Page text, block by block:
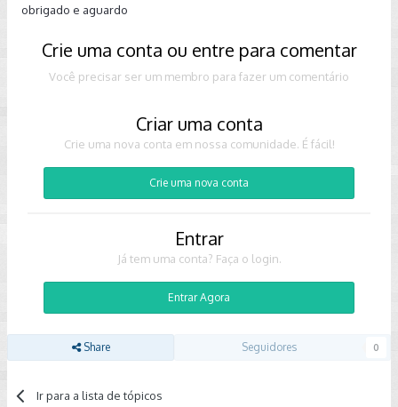
obrigado e aguardo
Crie uma conta ou entre para comentar
Você precisar ser um membro para fazer um comentário
Criar uma conta
Crie uma nova conta em nossa comunidade. É fácil!
Crie uma nova conta
Entrar
Já tem uma conta? Faça o login.
Entrar Agora
Share Seguidores 0
Ir para a lista de tópicos